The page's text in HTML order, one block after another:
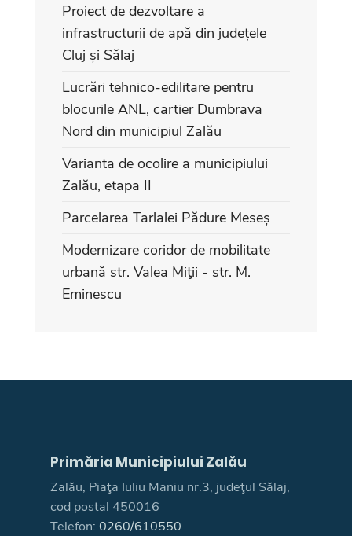
Proiect de dezvoltare a
infrastructurii de apă din județele
Cluj și Sălaj
Lucrări tehnico-edilitare pentru
blocurile ANL, cartier Dumbrava
Nord din municipiul Zalău
Varianta de ocolire a municipiului
Zalău, etapa II
Parcelarea Tarlalei Pădure Meseș
Modernizare coridor de mobilitate
urbană str. Valea Miţii - str. M.
Eminescu
Primăria Municipiului Zalău
Zalău, Piaţa Iuliu Maniu nr.3, judeţul Sălaj,
cod postal 450016
Telefon: 0260/610550